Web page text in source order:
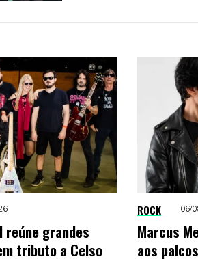
reúne grandes
tributo a Celso
ROCK 06/
Marcus
aos